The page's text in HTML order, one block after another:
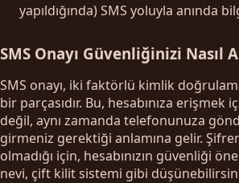
yapıldığında) SMS yoluyla anında
SMS Onayı Güvenliğinizi Nasıl
SMS onayı, iki faktörlü kimlik
bir parçasıdır. Bu, hesabınıza erişmek
değil, aynı zamanda telefonunuza
girmeniz gerektiği anlamına gelir.
olmadığı için, hesabınızın güvenliği
nevi, çift kilit sistemi gibi